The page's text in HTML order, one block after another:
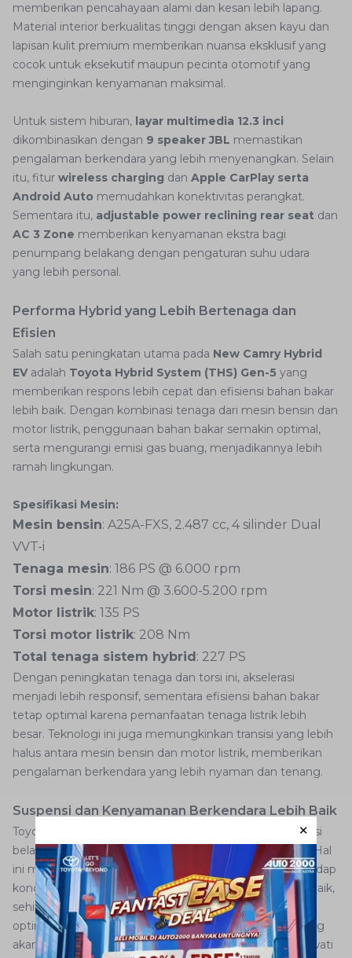
memberikan pencahayaan alami dan kesan lebih lapang.
Material interior berkualitas tinggi dengan aksen kayu dan
lapisan kulit premium memberikan nuansa eksklusif yang
cocok untuk eksekutif maupun pecinta otomotif yang
menginginkan kenyamanan maksimal.
Untuk sistem hiburan, layar multimedia 12.3 inci
dikombinasikan dengan 9 speaker JBL memastikan
pengalaman berkendara yang lebih menyenangkan. Selain
itu, fitur wireless charging dan Apple CarPlay serta
Android Auto memudahkan konektivitas perangkat.
Sementara itu, adjustable power reclining rear seat dan
AC 3 Zone memberikan kenyamanan ekstra bagi
penumpang belakang dengan pengaturan suhu udara
yang lebih personal.
Performa Hybrid yang Lebih Bertenaga dan
Efisien
Salah satu peningkatan utama pada New Camry Hybrid
EVadalah Toyota Hybrid System (THS) Gen-5 yang
memberikan respons lebih cepat dan efisiensi bahan bakar
lebih baik. Dengan kombinasi tenaga dari mesin bensin dan
motor listrik, penggunaan bahan bakar semakin optimal,
serta mengurangi emisi gas buang, menjadikannya lebih
ramah lingkungan.
Spesifikasi Mesin:
Mesin bensin: A25A-FXS, 2.487 cc, 4 silinder Dual
VVT-i
Tenaga mesin: 186 PS @ 6.000 rpm
Torsi mesin: 221 Nm @ 3.600-5.200 rpm
Motor listrik: 135 PS
Torsi motor listrik: 208 Nm
Total tenaga sistem hybrid: 227 PS
Dengan peningkatan tenaga dan torsi ini, akselerasi
menjadi lebih responsif, sementara efisiensi bahan bakar
tetap optimal karena pemanfaatan tenaga listrik lebih
besar. Teknologi ini juga memungkinkan transisi yang lebih
halus antara mesin bensin dan motor listrik, memberikan
pengalaman berkendara yang lebih nyaman dan tenang.
Suspensi dan Kenyamanan Berkendara Lebih Baik
Toyota juga melakukan perubahan pada sistem suspensi
belakang, dari
Double Wishbone menjadi Multi Link
. Hal
ini membuatNew Camry Hybrid EV
lebih adaptif terhadap
kondisi jalan serta meredam guncangan dengan lebih baik,
sehingga memberikan kenyamanan berkendara yang
optimal. Dengan sistem ini, pengemudi dan penumpang
akan merasakan peredaman yang lebih baik saat melewati